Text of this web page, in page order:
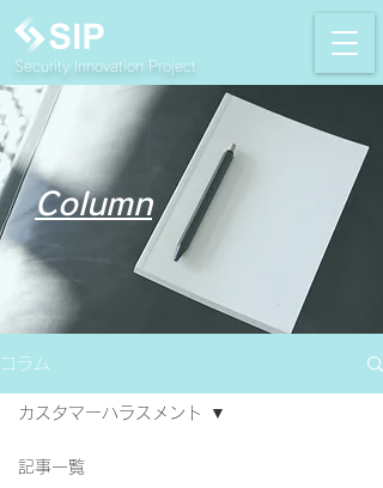
Security Innovation Project
Column
コラム
記事一覧
カスタマーハラスメント